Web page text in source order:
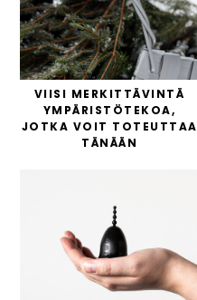
VIISI MERKITTÄVINTÄ
YMPÄRISTÖTEKOA,
JOTKA VOIT TOTEUTTAA
TÄNÄÄN